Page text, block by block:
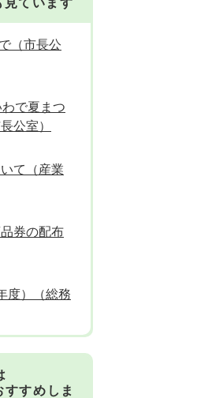
見ています
（市長公
で夏まつ
公室）
て（産業
券の配布
度）（総務
すすめしま